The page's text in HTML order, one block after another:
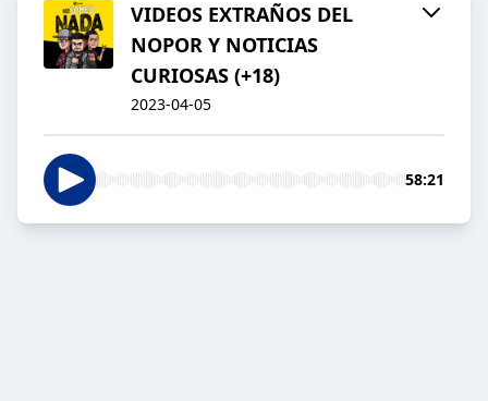
VIDEOS EXTRAÑOS DEL
NOPOR Y NOTICIAS
CURIOSAS (+18)
2023-04-05
58:21